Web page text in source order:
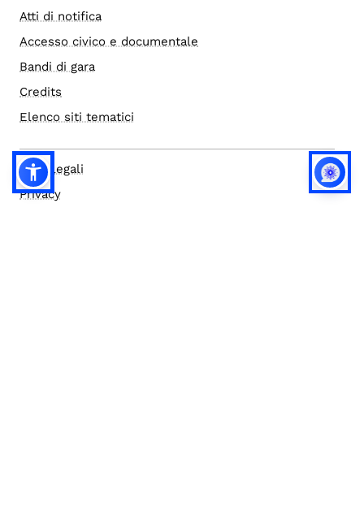
Atti di notifica
Accesso civico e documentale
Bandi di gara
Credits
Elenco siti tematici
Note legali
Privacy